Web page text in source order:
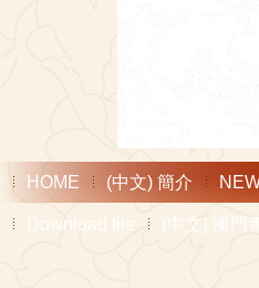
HOME (中文) 簡介
Download file (中文) 澳門